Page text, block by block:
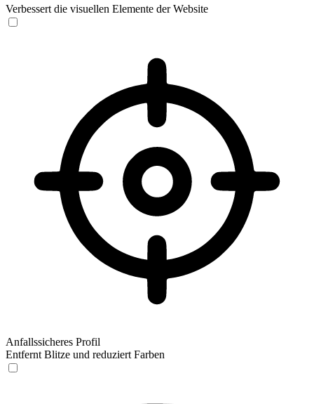
Verbessert die visuellen Elemente der Website
Anfallssicheres Profil
Entfernt Blitze und reduziert Farben